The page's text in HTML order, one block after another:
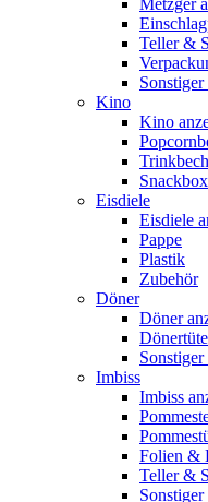
Metzger
Teller &
Kino
Kino
Eisdiele
Eisdiele
Pappe
Plastik
Zubehör
Döner
Döner
Imbiss
Imbiss
Folien &
Teller &